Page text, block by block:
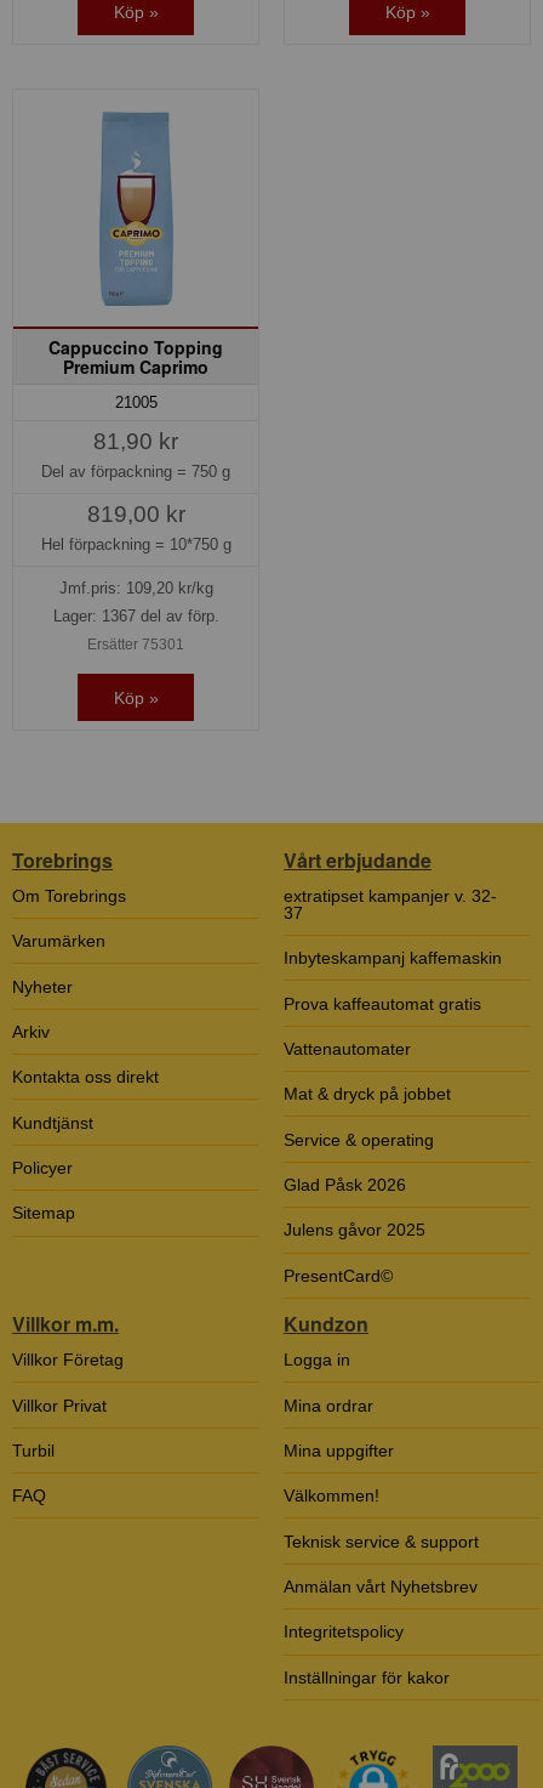
Köp » Köp »
Cappuccino Topping
Premium Caprimo
21005
81,90 kr
Del av förpackning = 750 g
819,00 kr
Hel förpackning = 10*750 g
Jmf.pris: 109,20kr/kg
Lager: 1367 del av förp.
Ersätter 75301
Köp »
Torebrings
Om Torebrings
Varumärken
Nyheter
Arkiv
Kontakta oss direkt
Kundtjänst
Policyer
Sitemap
Vårt erbjudande
extratipset kampanjer v. 32-
37
Inbyteskampanj kaffemaskin
Prova kaffeautomat gratis
Vattenautomater
Mat & dryck på jobbet
Service & operating
Glad Påsk 2026
Julens gåvor 2025
PresentCard©
Villkor m.m.
Villkor Företag
Villkor Privat
Turbil
FAQ
Kundzon
Logga in
Mina ordrar
Mina uppgifter
Välkommen!
Teknisk service & support
Anmälan vårt Nyhetsbrev
Integritetspolicy
Inställningar för kakor